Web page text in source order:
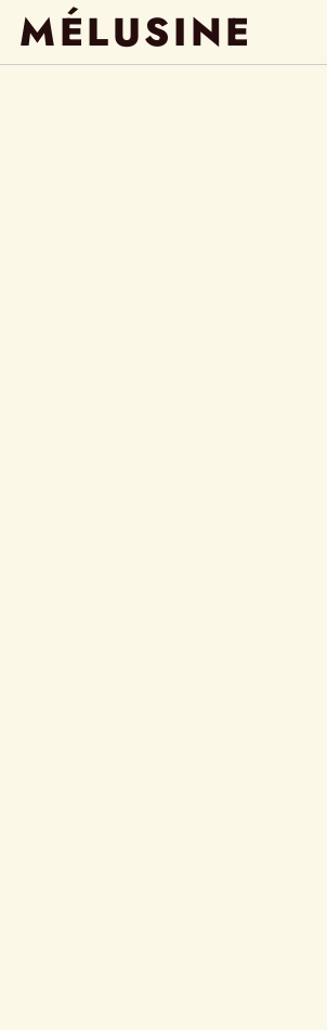
MÉLUSINE